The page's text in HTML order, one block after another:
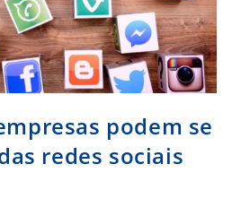
podem se
redes sociais